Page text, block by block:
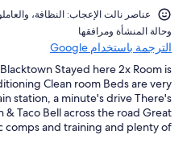
و⁦حالة المنشأة ومرافقها⁩
الترجمة باستخدام Google
Stayed here 2x Room is
Clean room Beds are very
station, a minute's drive There's
& Taco Bell across the road Great
comps and training and plenty of